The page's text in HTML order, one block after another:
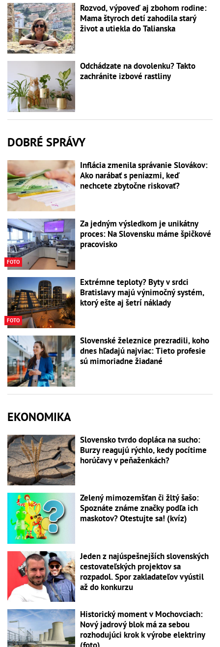
Rozvod, výpoveď aj zbohom rodine:
Mama štyroch detí zahodila starý
život a utiekla do Talianska
Odchádzate na dovolenku? Takto
zachránite izbové rastliny
DOBRÉ SPRÁVY
Inflácia zmenila správanie Slovákov:
Ako narábať s peniazmi, keď
nechcete zbytočne riskovať?
FOTO
Za jedným výsledkom je unikátny
proces: Na Slovensku máme špičkové
pracovisko
FOTO
Extrémne teploty? Byty v srdci
Bratislavy majú výnimočný systém,
ktorý ešte aj šetrí náklady
Slovenské železnice prezradili, koho
dnes hľadajú najviac: Tieto profesie
sú mimoriadne žiadané
EKONOMIKA
Slovensko tvrdo dopláca na sucho:
Burzy reagujú rýchlo, kedy pocítime
horúčavy v peňaženkách?
Zelený mimozemšťan či žltý šašo:
Spoznáte známe značky podľa ich
maskotov? Otestujte sa! (kvíz)
Jeden z najúspešnejších slovenských
cestovateľských projektov sa
rozpadol. Spor zakladateľov vyústil
až do konkurzu
Historický moment v Mochovciach:
Nový jadrový blok má za sebou
rozhodujúci krok k výrobe elektriny